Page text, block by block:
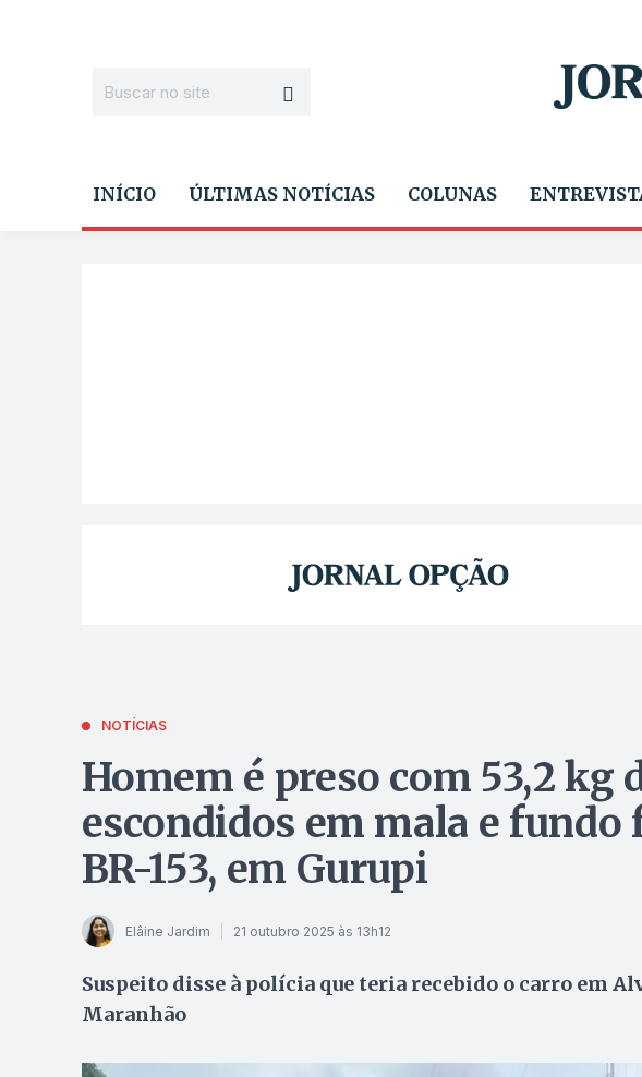
INÍCIO ÚLTIMAS NOTÍCIAS COLUNAS
NOTÍCIAS
Homem é preso com 53,2 kg
escondidos em mala e fundo
BR-153, em Gurupi
Elâine Jardim 21 outubro 2025 às 13h12
Suspeito disse à polícia que teria recebido o carro em
Maranhão